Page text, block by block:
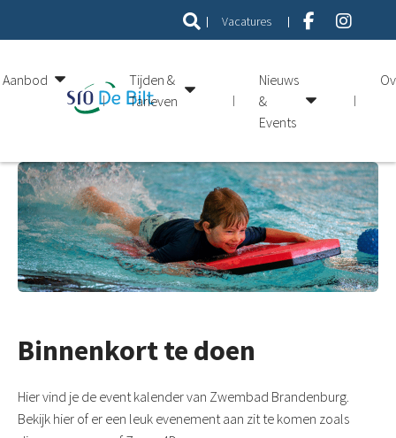
Vacatures
Aanbod
Tijden &
Tarieven
Nieuws
&
Events
Binnenkort te doen
Hier vind je de event kalender van Zwembad Brandenburg.
Bekijk hier of er een leuk evenement aan zit te komen zoals